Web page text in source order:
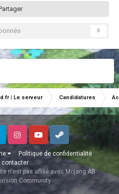
0
| Le serveur Candidatures
Politique de confidentialité
contacter
InstagramYoutubeSteam
n'est pas affilié avec Mojang AB
Community